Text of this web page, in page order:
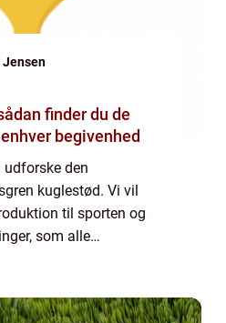
Jensen
begivenhed
udforske den
kuglestød. Vi vil
til sporten og
som alle